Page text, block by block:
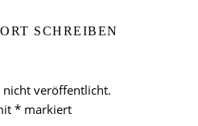
SCHREIBEN
nicht veröffentlicht.
* markiert